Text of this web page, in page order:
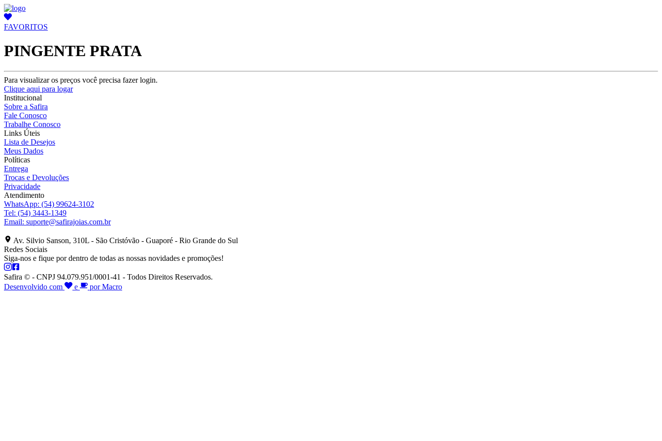
FAVORITOS
PINGENTE PRATA
Para visualizar os preços você precisa fazer login.
Clique aqui para logar
Institucional
Sobre a Safira
Fale Conosco
Trabalhe Conosco
Links Úteis
Lista de Desejos
Meus Dados
Políticas
Entrega
Trocas e Devoluções
Privacidade
Atendimento
WhatsApp: (54) 99624-3102
Tel: (54) 3443-1349
Email: suporte@safirajoias.com.br
Av. Silvio Sanson, 310L - São Cristóvão - Guaporé - Rio Grande do Sul
Redes Sociais
Siga-nos e fique por dentro de todas as nossas novidades e promoções!
Safira © - CNPJ 94.079.951/0001-41 - Todos Direitos Reservados.
Desenvolvido com
e por Macro